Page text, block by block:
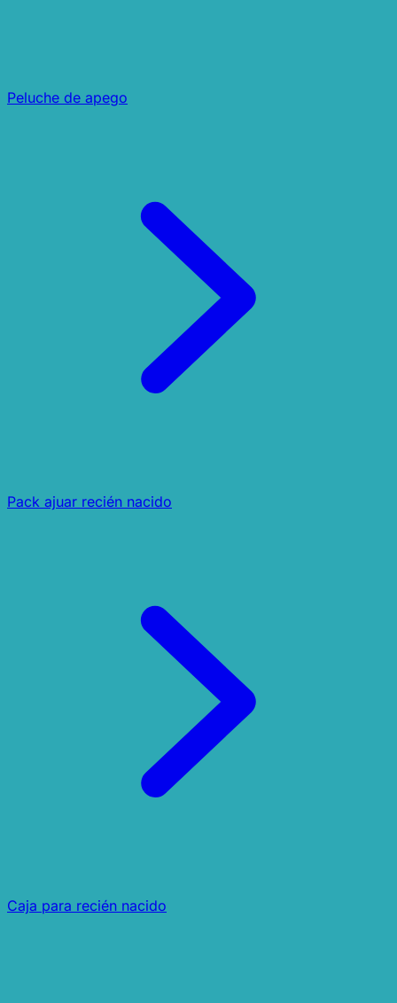
Peluche de apego
Pack ajuar recién nacido
Caja para recién nacido